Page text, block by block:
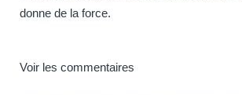
donne de la force.
Voir les commentaires